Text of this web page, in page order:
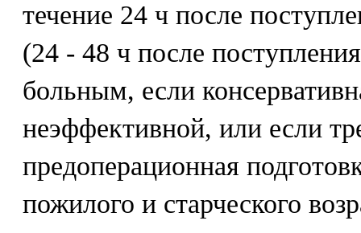
течение 24 ч после
(24 - 48 ч после
больным, если
неэффективной, или если
предоперационная
пожилого и старческого